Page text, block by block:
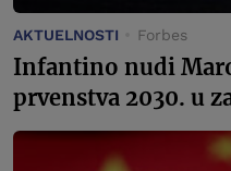
AKTUELNOSTI Forbes
Infantino nudi
prvenstva 2030. u